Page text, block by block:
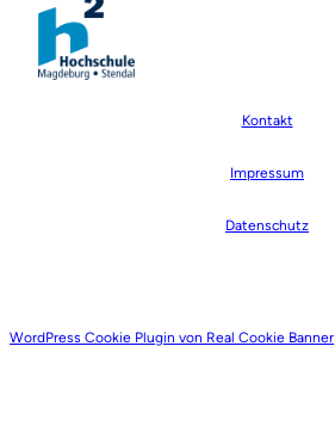
Kontakt
Impressum
Datenschutz
WordPress Cookie Plugin von Real Cookie Banner